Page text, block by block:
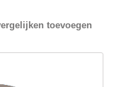
toevoegen